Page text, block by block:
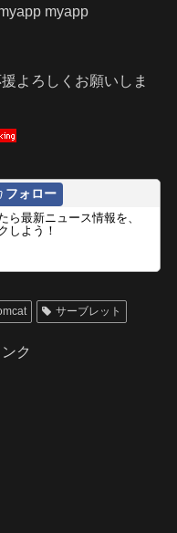
myapp
よろしくお願いしま
フォロー
ら最新ニュース情報を、
しよう！
サーブレット
ク